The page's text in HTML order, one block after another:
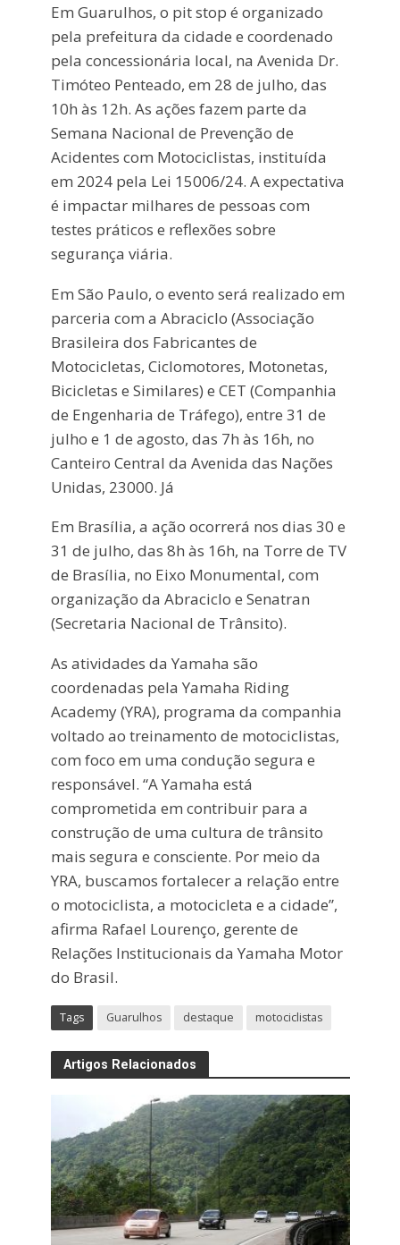
Em Guarulhos, o pit stop é organizado
pela prefeitura da cidade e coordenado
pela concessionária local, na Avenida Dr.
Timóteo Penteado, em 28 de julho, das
10h às 12h. As ações fazem parte da
Semana Nacional de Prevenção de
Acidentes com Motociclistas, instituída
em 2024 pela Lei 15006/24. A expectativa
é impactar milhares de pessoas com
testes práticos e reflexões sobre
segurança viária.
Em São Paulo, o evento será realizado em
parceria com a Abraciclo (Associação
Brasileira dos Fabricantes de
Motocicletas, Ciclomotores, Motonetas,
Bicicletas e Similares) e CET (Companhia
de Engenharia de Tráfego), entre 31 de
julho e 1 de agosto, das 7h às 16h, no
Canteiro Central da Avenida das Nações
Unidas, 23000. Já
Em Brasília, a ação ocorrerá nos dias 30 e
31 de julho, das 8h às 16h, na Torre de TV
de Brasília, no Eixo Monumental, com
organização da Abraciclo e Senatran
(Secretaria Nacional de Trânsito).
As atividades da Yamaha são
coordenadas pela Yamaha Riding
Academy (YRA), programa da companhia
voltado ao treinamento de motociclistas,
com foco em uma condução segura e
responsável. “A Yamaha está
comprometida em contribuir para a
construção de uma cultura de trânsito
mais segura e consciente. Por meio da
YRA, buscamos fortalecer a relação entre
o motociclista, a motocicleta e a cidade”,
afirma Rafael Lourenço, gerente de
Relações Institucionais da Yamaha Motor
do Brasil.
Tags Guarulhos destaque motociclistas
Artigos Relacionados